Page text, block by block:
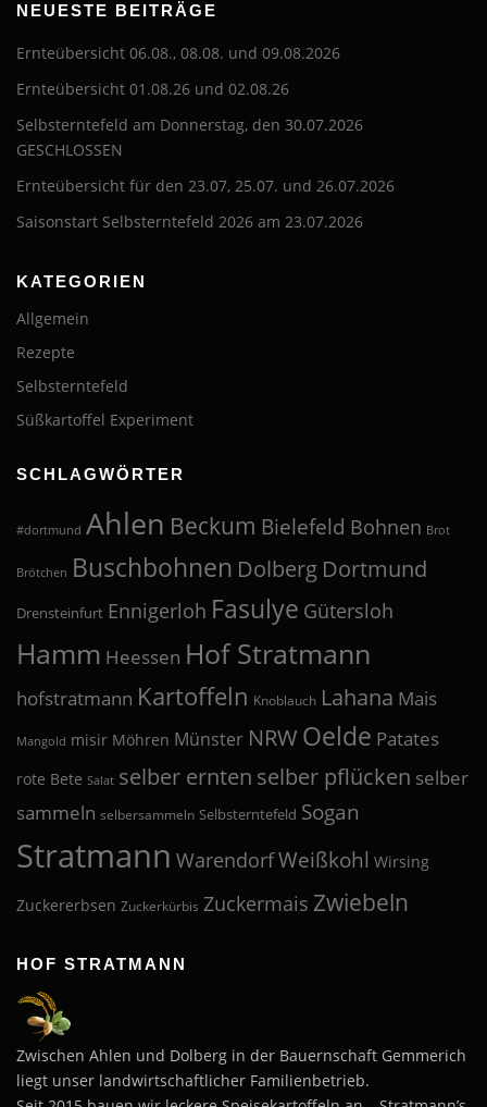
NEUESTE BEITRÄGE
Ernteübersicht 06.08., 08.08. und 09.08.2026
Ernteübersicht 01.08.26 und 02.08.26
Selbsterntefeld am Donnerstag, den 30.07.2026
GESCHLOSSEN
Ernteübersicht für den 23.07, 25.07. und 26.07.2026
Saisonstart Selbsterntefeld 2026 am 23.07.2026
KATEGORIEN
Allgemein
Rezepte
Selbsterntefeld
Süßkartoffel Experiment
SCHLAGWÖRTER
#dortmund Ahlen Beckum Bielefeld Bohnen Brot
Brötchen Buschbohnen Dolberg Dortmund
Drensteinfurt Ennigerloh Fasulye Gütersloh
Hamm Heessen Hof Stratmann
hofstratmann Kartoffeln Knoblauch Lahana Mais
Mangold misir Möhren Münster NRW Oelde Patates
rote Bete Salat selber ernten selber pflücken selber
sammeln selbersammeln Selbsterntefeld Sogan
Stratmann WarendorfWeißkohl Wirsing
Zuckererbsen Zuckerkürbis Zuckermais Zwiebeln
HOF STRATMANN
Zwischen Ahlen und Dolberg in der Bauernschaft Gemmerich
liegt unser landwirtschaftlicher Familienbetrieb.